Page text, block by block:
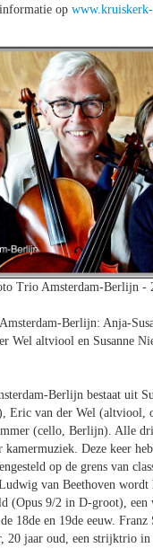
op
Trio Amsterdam-Berlijn -
Berlijn: Anja-
Wel altviool en Susanne
Berlijn bestaat uit
Eric van der Wel (altviool,
(cello, Berlijn). Alle
Deze keer
op de grens van
van Beethoven wordt
(Opus 9/2 in D-groot), een
18de en 19de eeuw. Franz
20 jaar oud, een strijktrio